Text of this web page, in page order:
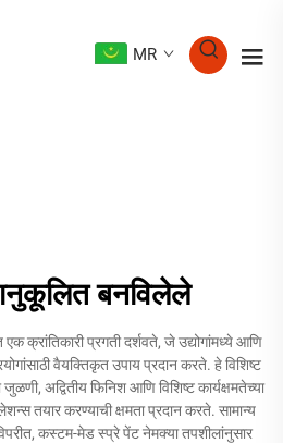
MR
बनविलेले
क्रांतिकारी प्रगती दर्शवते, जे उद्योगांमध्ये आणि
वैयक्तिकृत उपाय प्रदान करते. हे विशिष्ट
जुळणी, अद्वितीय फिनिश आणि विशिष्ट कार्यक्षमतेच्या
तयार करण्याची क्षमता प्रदान करते. सामान्य
कस्टम-मेड स्प्रे पेंट नेमक्या तपशीलांनुसार